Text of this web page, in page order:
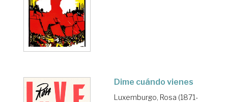
Dime cuándo vienes
Luxemburgo, Rosa (1871-